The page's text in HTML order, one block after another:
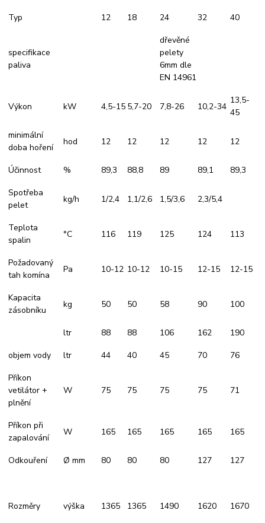
Typ
12 18 24 32 40
specifikace
paliva
dřevěné
pelety
6mm dle
EN 14961
Výkon kW 4,5-15 5,7-20 7,8-26 10,2-34
13,5-
45
minimální
doba hoření
hod 12 12 12 12 12
Účinnost % 89,3 88,8 89 89,1
89,3
Spotřeba
pelet
kg/h 1/2,4 1,1/2,6 1,5/3,6 2,3/5,4
Teplota
spalin
°C 116 119 125 124 113
Požadovaný
tah komína
Pa 10-12 10-12 10-15 12-15 12-15
Kapacita
zásobníku
kg 50 50 58 90 100
ltr 88 88 106 162
190
objem vody
ltr 44 40 45 70
76
Příkon
vetilátor +
plnění
W 75 75 75 75 71
Příkon při
zapalování
W 165 165 165 165 165
Odkouření Ø mm 80 80 80 127 127
Rozměry výška 1365 1365 1490 1620 1670